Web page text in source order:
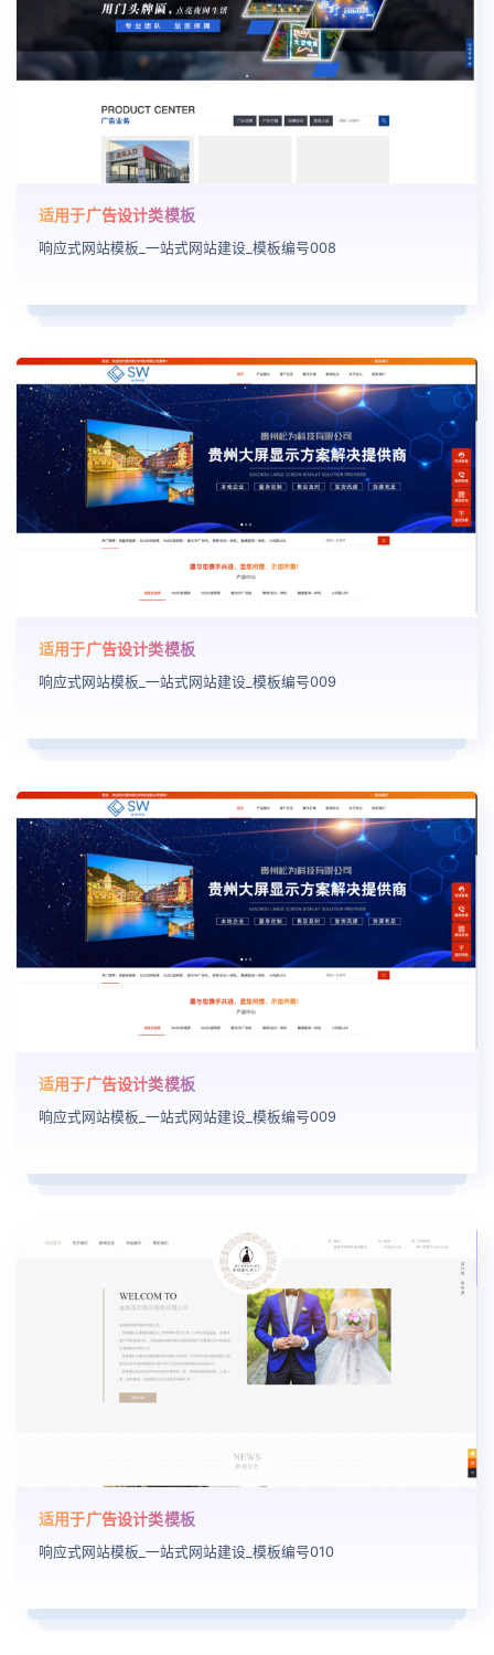
适用于广告设计类模板
响应式网站模板_一站式网站建设_模板编号008
适用于广告设计类模板
响应式网站模板_一站式网站建设_模板编号009
适用于广告设计类模板
响应式网站模板_一站式网站建设_模板编号009
适用于广告设计类模板
响应式网站模板_一站式网站建设_模板编号010